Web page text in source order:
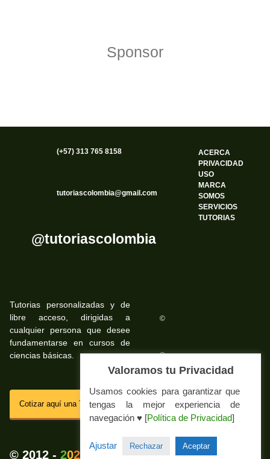
Sponsor
(+57) 313 765 8158
tutoriascolombia@gmail.com
@tutoriascolombia
ACERCA
PRIVACIDAD
USO
MARCA
SOMOS
SERVICIOS
TUTORIAS
Tutorias personalizadas y de
libre acceso, dirigidas a
cualquier persona que desee
fundamentarse en cursos de
ciencias básicas.
Cotizar aquí una Tutoria Web
© 2012 - 202 💚
©
©
SSL
Valoramos tu Privacidad
Usamos cookies para garantizar que
tengas la mejor experiencia de
navegación ♥ [Política de Privacidad]
Ajustar Rechazar Aceptar